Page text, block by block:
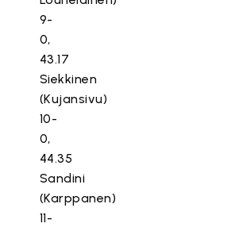
9-
0,
43.17
Siekkinen
(Kujansivu)
10-
0,
44.35
Sandini
(Karppanen)
11-